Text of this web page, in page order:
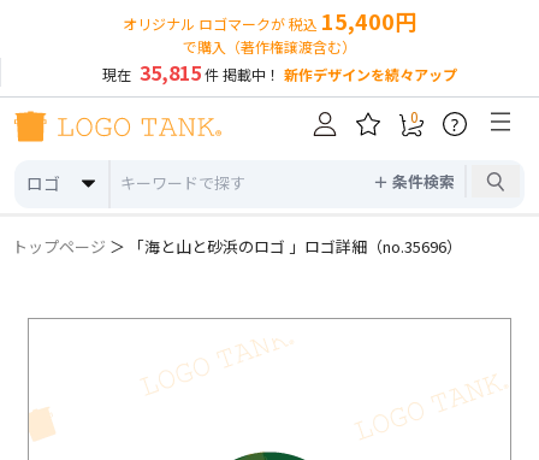
オリジナル ロゴマークが 税込 15,400円
で購入（著作権譲渡含む）
現在 35,815件 掲載中！ 新作デザインを続々アップ
ロゴ ＋ 条件検索
0 ?
トップページ ＞ 「海と山と砂浜のロゴ 」ロゴ詳細（no.35696）